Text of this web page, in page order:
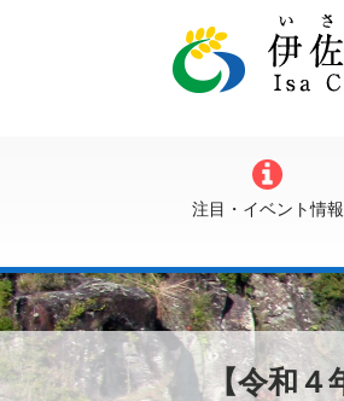
注目・イベント情報
【令和４